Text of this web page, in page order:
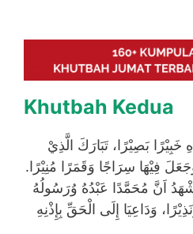
Khutbah Kedua
خَبِيْرًا بَصِيْرًا، تَبَارَكَ الَّذِيْ
فِيْهَا سِرَاجًا وَقَمَرًا مُنِيْرًا.
اَنَّ مُحَمَّدًا عَبْدُهُ وُرَسُولُهُ
وَدَاعِيَا إِلَى الْحَقِّ بِإِذْنِهِ